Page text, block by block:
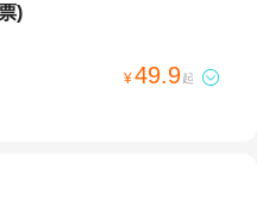
)
¥49.9起 